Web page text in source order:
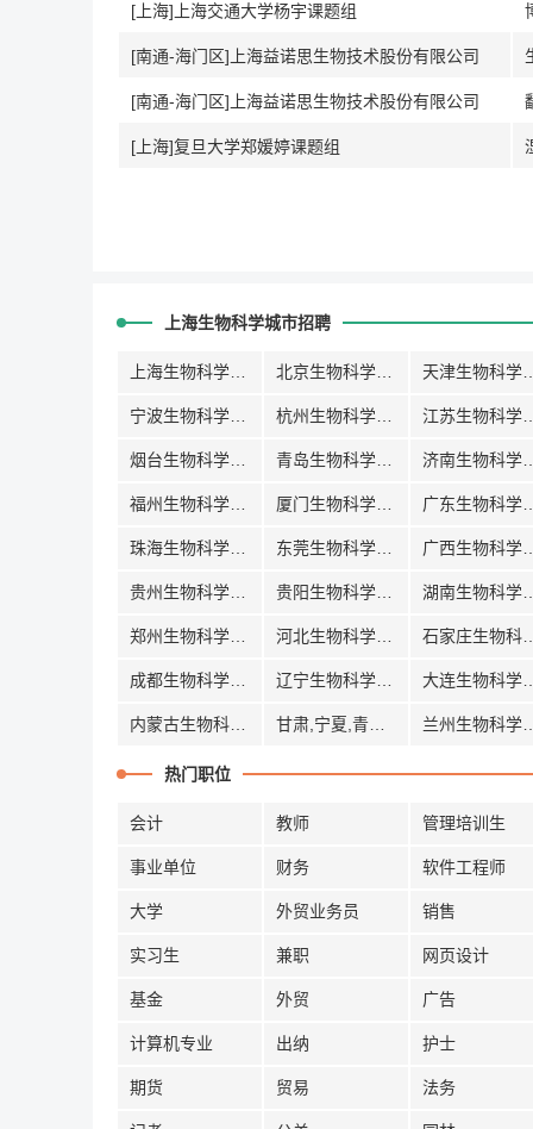
[上海]上海交通大学杨宇课题组
[南通-海门区]上海益诺思生物技术股份有限公司
[南通-海门区]上海益诺思生物技术股份有限公司
[上海]复旦大学郑媛婷课题组
上海生物科学城市招聘
热门职位
会计 教师 管理培训生
事业单位 财务 软件工程师
大学 外贸业务员 销售
实习生 兼职 网页设计
基金 外贸 广告
计算机专业 出纳 护士
期货 贸易 法务